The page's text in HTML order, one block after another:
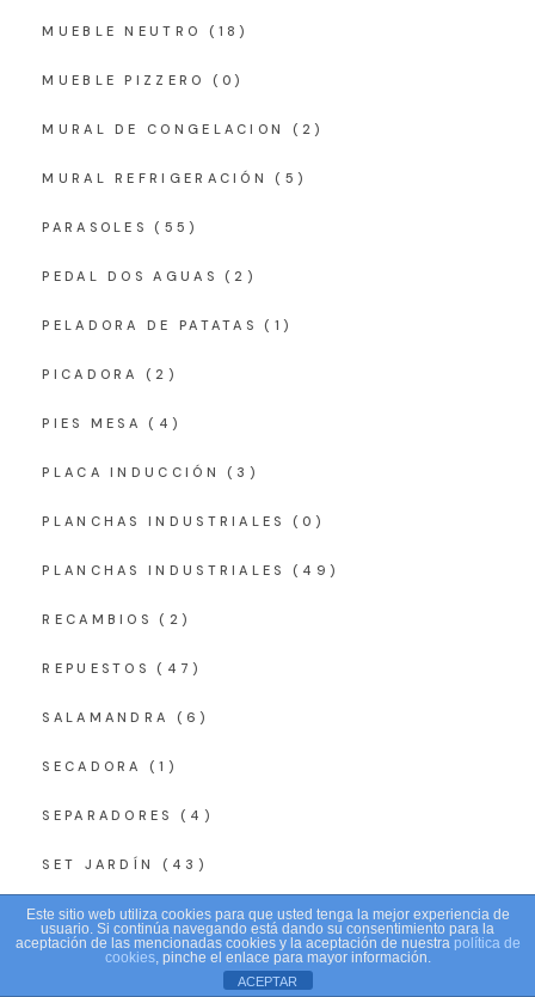
MUEBLE NEUTRO (18)
MUEBLE PIZZERO (0)
MURAL DE CONGELACION (2)
MURAL REFRIGERACIÓN (5)
PARASOLES (55)
PEDAL DOS AGUAS (2)
PELADORA DE PATATAS (1)
PICADORA (2)
PIES MESA (4)
PLACA INDUCCIÓN (3)
PLANCHAS INDUSTRIALES (0)
PLANCHAS INDUSTRIALES (49)
RECAMBIOS (2)
REPUESTOS (47)
SALAMANDRA (6)
SECADORA (1)
SEPARADORES (4)
SET JARDÍN (43)
SIERRAS (2)
(0)
Este sitio web utiliza cookies para que usted tenga la mejor experiencia de
usuario. Si continúa navegando está dando su consentimiento para la
aceptación de las mencionadas cookies y la aceptación de nuestra política de
cookies, pinche el enlace para mayor información.
ACEPTAR